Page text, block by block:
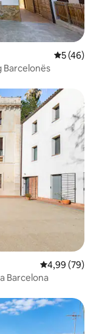
Vlerësimi
5 (46)
Barcelonës
Vlerësimi
4,99 (79)
Barcelona